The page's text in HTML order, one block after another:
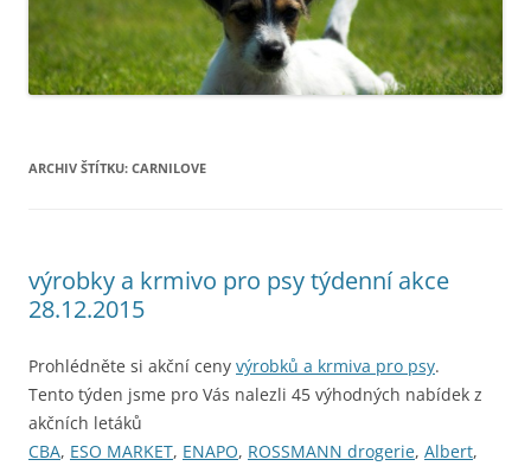
ARCHIV ŠTÍTKU: CARNILOVE
výrobky a krmivo pro psy týdenní akce
28.12.2015
Prohlédněte si akční ceny výrobků a krmiva pro psy.
Tento týden jsme pro Vás nalezli 45 výhodných nabídek z
akčních letáků
CBA, ESO MARKET, ENAPO, ROSSMANN drogerie, Albert,